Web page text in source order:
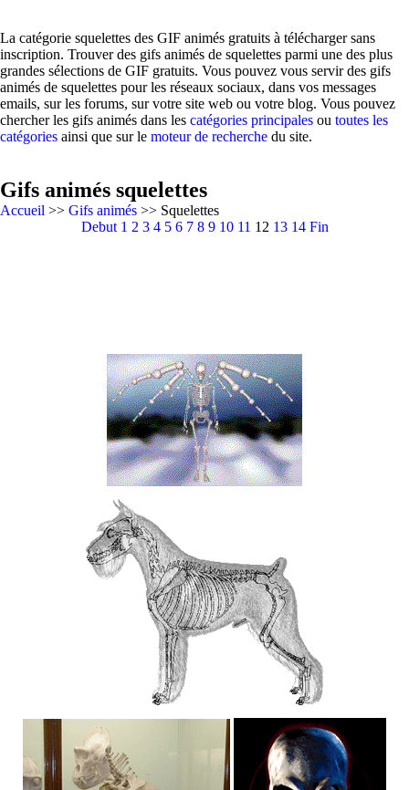
La catégorie squelettes des GIF animés gratuits à télécharger sans
inscription. Trouver des gifs animés de squelettes parmi une des plus
grandes sélections de GIF gratuits. Vous pouvez vous servir des gifs
animés de squelettes pour les réseaux sociaux, dans vos messages
emails, sur les forums, sur votre site web ou votre blog. Vous pouvez
chercher les gifs animés dans les catégories principales ou toutes les
catégories ainsi que sur le moteur de recherche du site.
Gifs animés squelettes
Accueil >> Gifs animés >> Squelettes
Debut 1 2 3 4 5 6 7 8 9 10 11 12 13 14 Fin